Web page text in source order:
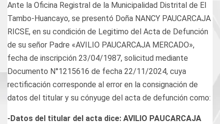
Ante la Oficina Registral de la Municipalidad Distrital de El
Tambo-Huancayo, se presentó Doña NANCY PAUCARCAJA
RICSE, en su condición de Legitimo del Acta de Defunción
de su señor Padre «AVILIO PAUCARCAJA MERCADO»,
fecha de inscripción 23/04/1987, solicitud mediante
Documento N°1215616 de fecha 22/11/2024, cuya
rectificación corresponde al error en la consignación de
datos del titular y su cónyuge del acta de defunción como:
-Datos del titular del acta dice: AVILIO PAUCARCAJA